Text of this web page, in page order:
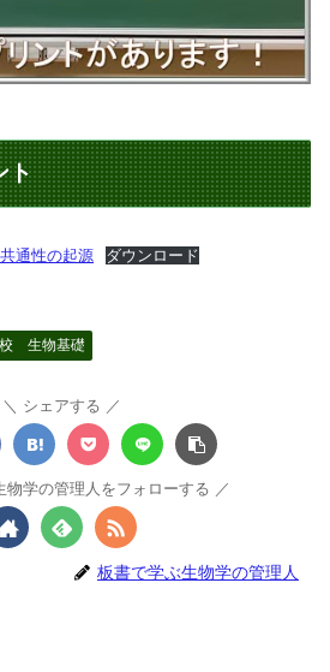
ト
通性の起源 ダウンロード
生物基礎
シェアする
物学の管理人をフォローする
板書で学ぶ生物学の管理人